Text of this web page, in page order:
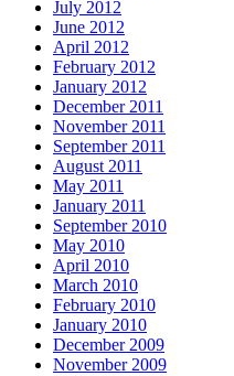
July 2012
June 2012
April 2012
February 2012
January 2012
December 2011
November 2011
September 2011
August 2011
May 2011
January 2011
September 2010
May 2010
April 2010
March 2010
February 2010
January 2010
December 2009
November 2009